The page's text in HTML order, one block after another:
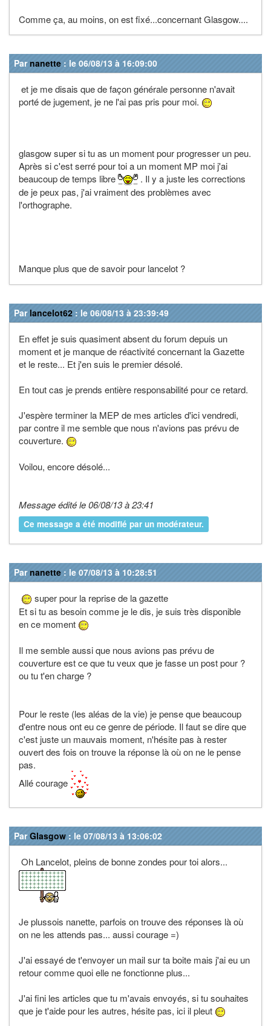
Comme ça, au moins, on est fixé...concernant Glasgow....
Parnanette : le 06/08/13 à 16:09:00
et je me disais que de façon générale personne n'avait
porté de jugement, je ne l'ai pas pris pour moi.
glasgow super si tu as un moment pour progresser un peu.
Après si c'est serré pour toi a un moment MP moi j'ai
beaucoup de temps libre
. Il y a juste les corrections
de je peux pas, j'ai vraiment des problèmes avec
l'orthographe.
Manque plus que de savoir pour lancelot ?
Par lancelot62 : le 06/08/13 à 23:39:49
En effet je suis quasiment absent du forum depuis un
moment et je manque de réactivité concernant la Gazette
et le reste... Et j'en suis le premier désolé.
En tout cas je prends entière responsabilité pour ce retard.
J'espère terminer la MEP de mes articles d'ici vendredi,
par contre il me semble que nous n'avions pas prévu de
couverture.
Voilou, encore désolé...
Message édité le 06/08/13 à 23:41
Ce message a été modifié par un modérateur.
Parnanette : le 07/08/13 à 10:28:51
super pour la reprise de la gazette
Et si tu as besoin comme je le dis, je suis très disponible
en ce moment
Il me semble aussi que nous avions pas prévu de
couverture est ce que tu veux que je fasse un post pour ?
ou tu t'en charge ?
Pour le reste (les aléas de la vie) je pense que beaucoup
d'entre nous ont eu ce genre de période. Il faut se dire que
c'est juste un mauvais moment, n'hésite pas à rester
ouvert des fois on trouve la réponse là où on ne le pense
pas.
Allé courage
ParGlasgow : le 07/08/13 à 13:06:02
Oh Lancelot, pleins de bonne zondes pour toi alors...
Je plussois nanette, parfois on trouve des réponses là où
on ne les attends pas... aussi courage =)
J'ai essayé de t'envoyer un mail sur ta boite mais j'ai eu un
retour comme quoi elle ne fonctionne plus...
J'ai fini les articles que tu m'avais envoyés, si tu souhaites
que je t'aide pour les autres, hésite pas, ici il pleut